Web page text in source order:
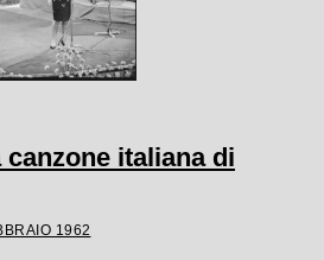
italiana di
1962